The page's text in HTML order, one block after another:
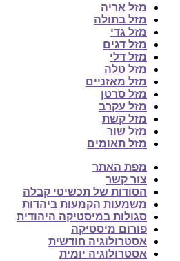
מזל אריה
מזל בתולה
מזל גדי
מזל דגים
מזל דלי
מזל טלה
מזל מאזניים
מזל סרטן
מזל עקרב
מזל קשת
מזל שור
מזל תאומים
מפת האתר
צור קשר
הסודות של תכשיטי קבלה
משמעות הקמעות ביהדות
סגולות במיסטיקה היהודית
פורום מיסטיקה
אסטרולוגיה חודשית
אסטרולוגיה יומית